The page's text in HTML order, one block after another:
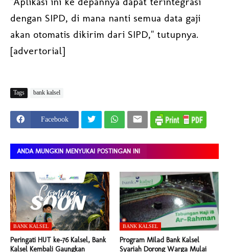
dengan SIPD, di mana nanti semua data gaji
akan otomatis dikirim dari SIPD," tutupnya.
[advertorial]
Tags bank kalsel
Facebook
ANDA MUNGKIN MENYUKAI POSTINGAN INI
BANK KALSEL
Peringati HUT ke-76 Kalsel, Bank
Kalsel Kembali Gaungkan
BANK KALSEL
Program Milad Bank Kalsel
Syariah Dorong Warga Mulai